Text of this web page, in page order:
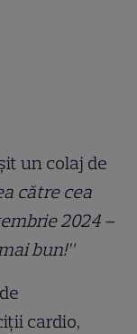
un colaj de
către cea
2024 –
bun!”
cardio,